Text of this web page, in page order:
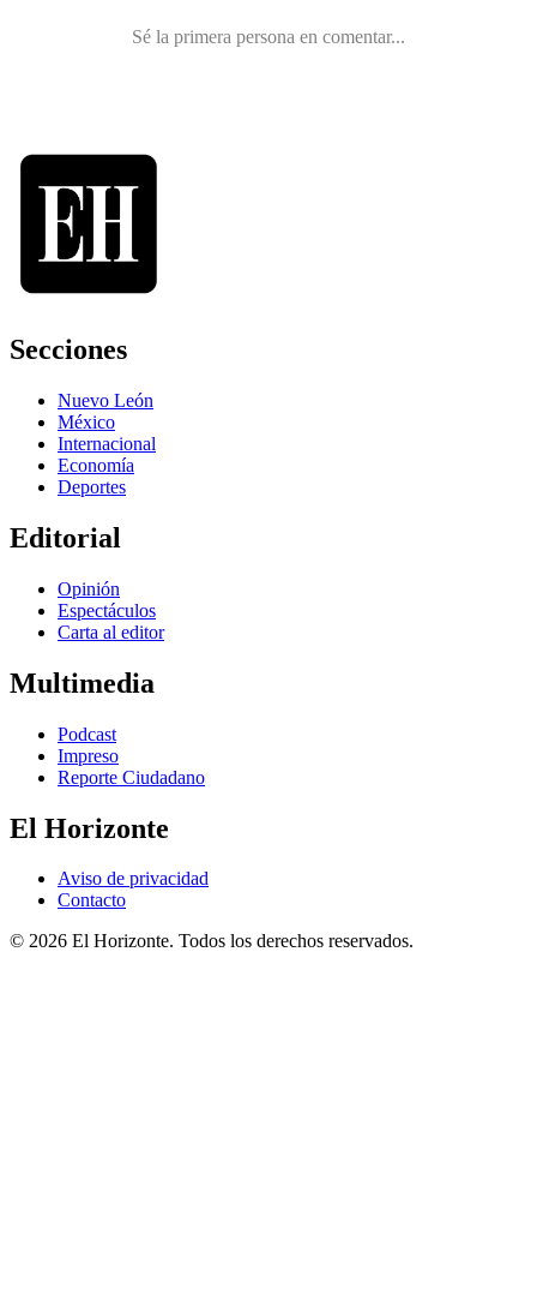
Secciones
Nuevo León
México
Internacional
Economía
Deportes
Editorial
Opinión
Espectáculos
Carta al editor
Multimedia
Podcast
Impreso
Reporte Ciudadano
El Horizonte
Aviso de privacidad
Contacto
© 2026 El Horizonte. Todos los derechos reservados.